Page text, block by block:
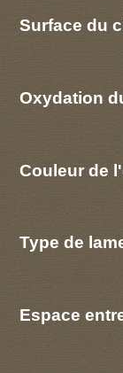
Surface du
Oxydation
Couleur de
Type de
Espace